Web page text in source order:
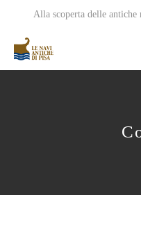
Alla scoperta delle antiche